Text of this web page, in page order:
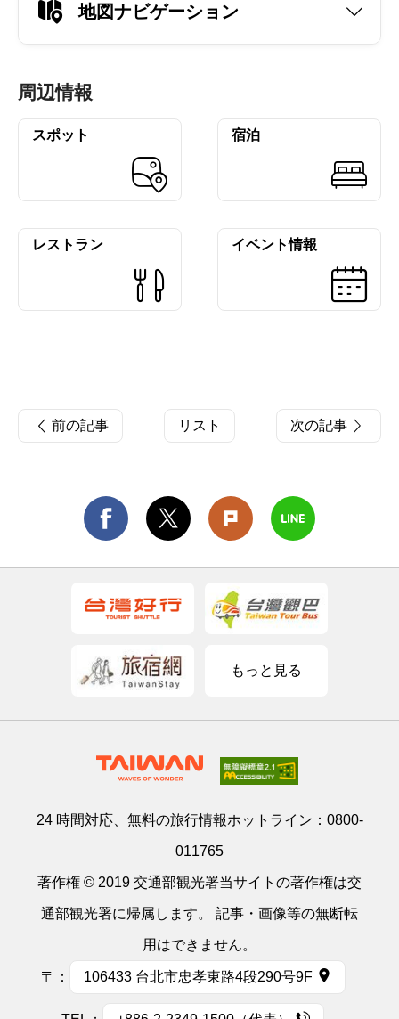
地図ナビゲーション
周辺情報
スポット 宿泊
レストラン イベント情報
前の記事 リスト 次の記事
もっと見る
24 時間対応、無料の旅行情報ホットライン： 0800-
011765
著作権 © 2019 交通部観光署当サイトの著作権は交
通部観光署に帰属します。 記事・画像等の無断転
用はできません。
〒： 106433 台北市忠孝東路4段290号9F